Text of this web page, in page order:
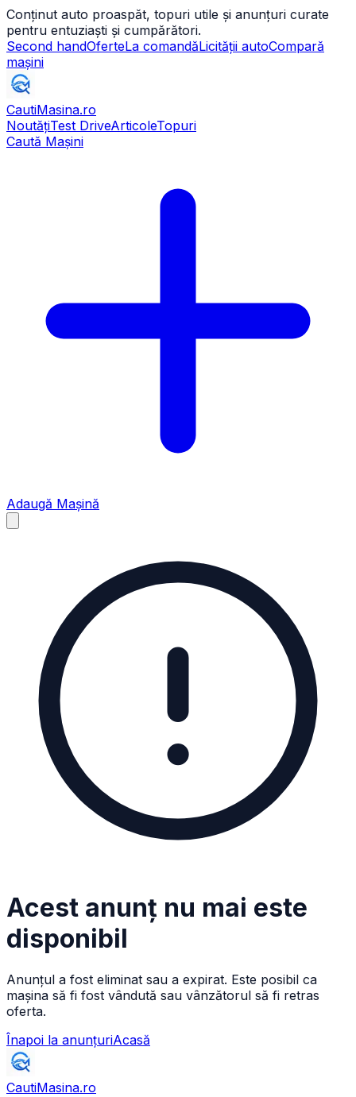
Conținut auto proaspăt, topuri utile și anunțuri curate
pentru entuziaști și cumpărători.
Second handOferteLa comandăLicității autoCompară
mașini
CautiMasina.ro
NoutățiTest DriveArticoleTopuri
Caută Mașini
Adaugă Mașină
Acest anunț nu mai este
disponibil
Anunțul a fost eliminat sau a expirat. Este posibil ca
mașina să fi fost vândută sau vânzătorul să fi retras
oferta.
Înapoi la anunțuriAcasă
CautiMasina.ro